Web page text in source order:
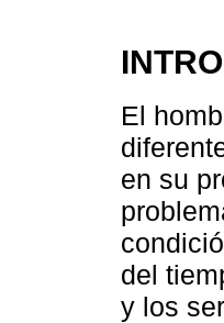
El
en su
del
y los